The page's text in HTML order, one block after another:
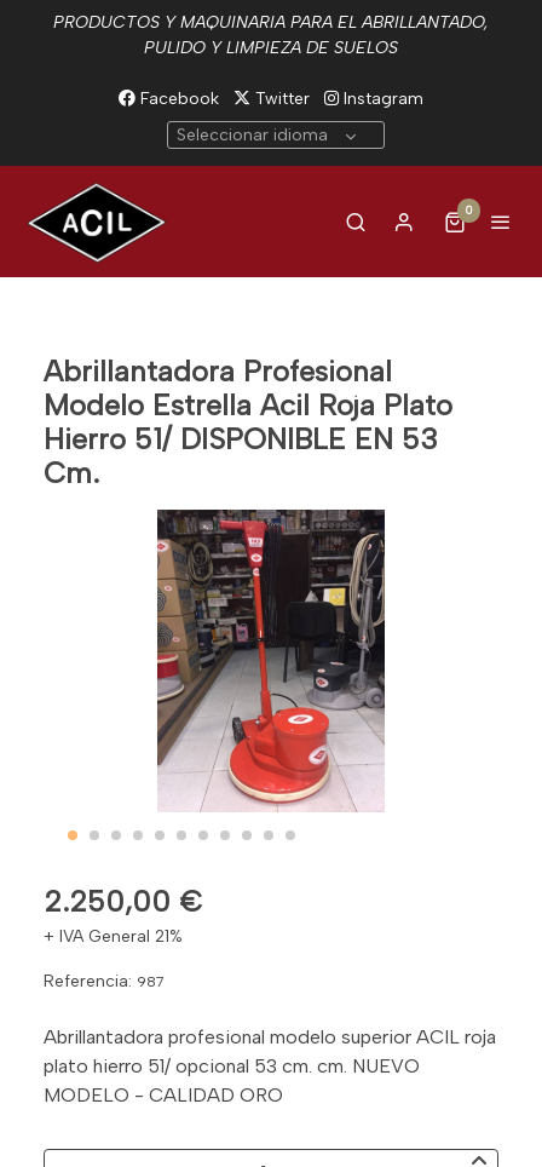
PRODUCTOS Y MAQUINARIA PARA EL ABRILLANTADO,
PULIDO Y LIMPIEZA DE SUELOS
Facebook Twitter
Instagram
Seleccionar idioma
0
Abrillantadora Profesional
Modelo Estrella Acil Roja Plato
Hierro 51/ DISPONIBLE EN 53
Cm.
2.250,00 €
+ IVA General 21%
Referencia: 987
Abrillantadora profesional modelo superior ACIL roja
plato hierro 51/ opcional 53 cm. cm. NUEVO
MODELO - CALIDAD ORO